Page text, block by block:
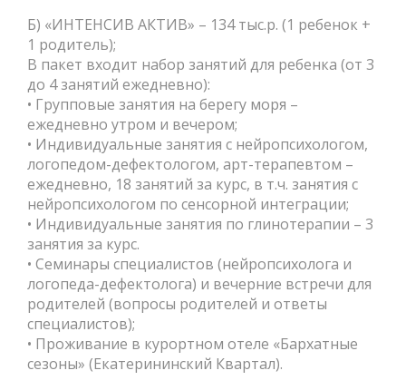
Б) «ИНТЕНСИВ АКТИВ» – 134 тыс.р. (1 ребенок +
1 родитель);
В пакет входит набор занятий для ребенка (от 3
до 4 занятий ежедневно):
• Групповые занятия на берегу моря –
ежедневно утром и вечером;
• Индивидуальные занятия с нейропсихологом,
логопедом-дефектологом, арт-терапевтом –
ежедневно, 18 занятий за курс, в т.ч. занятия с
нейропсихологом по сенсорной интеграции;
• Индивидуальные занятия по глинотерапии – 3
занятия за курс.
• Семинары специалистов (нейропсихолога и
логопеда-дефектолога) и вечерние встречи для
родителей (вопросы родителей и ответы
специалистов);
• Проживание в курортном отеле «Бархатные
сезоны» (Екатерининский Квартал).